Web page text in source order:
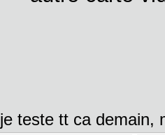
je teste tt ca